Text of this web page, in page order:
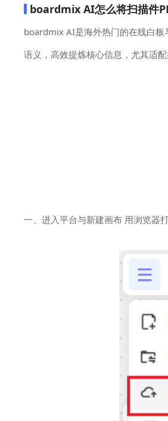
boardmix AI怎么将扫描件
boardmix AI是海外热门的在线白板
语义，高效提炼核心信息，尤其适
一、进入平台与新建画布 用浏览器